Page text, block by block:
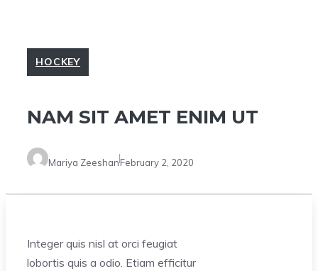
HOCKEY
NAM SIT AMET ENIM UT
Mariya ZeeshanFebruary 2, 2020
Integer quis nisl at orci feugiat
lobortis quis a odio. Etiam efficitur